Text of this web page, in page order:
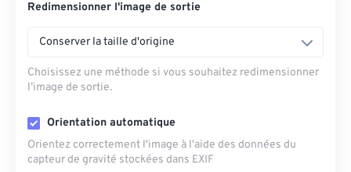
Depuis l'URL
Redimensionner l'image de sortie
Conserver la taille d'origine
Choisissez une méthode si vous souhaitez redimensionner
l’image de sortie.
Orientation automatique
Orientez correctement l'image à l'aide des données du
capteur de gravité stockées dans EXIF